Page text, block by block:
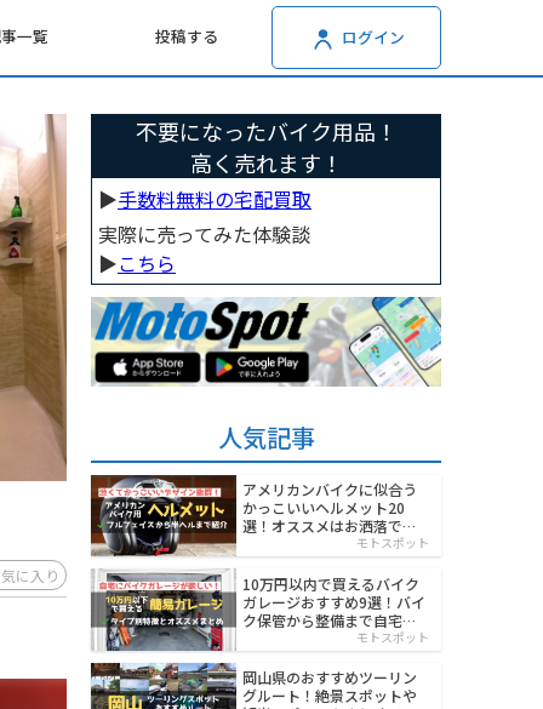
一覧 投稿する ログイン
に入り
不要になったバイク用品！
高く売れます！
▶︎手数料無料の宅配買取
実際に売ってみた体験談
▶︎こちら
人気記事
アメリカンバイクに似合う
かっこいいヘルメット20
選！オススメはお洒落でワ
モトスポット
10万円以内で買えるバイク
ガレージおすすめ9選！バイ
ク保管から整備まで自宅で
モトスポット
岡山県のおすすめツーリン
グルート！絶景スポットや